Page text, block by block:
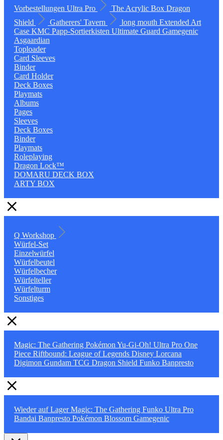
Vorbestellungen Ultra Pro The Acrylic Box Dragon
Shield
Gatherers' Tavern long mouth Extended Art
Case KMC Papp-Sortierkisten Ultimate Guard Gamegenic
Asgaardian
Toploader
Card Sleeves
Binder
Card Holder
Deck Boxes
Playmats
Albums
Pages
Sleeves
Deck Boxes
Binder
Playmats
Roleplaying
Dragon Lock™
DOMARU DECK BOX
ARTY BOX
Q Workshop
Würfel-Set
Einzelwürfel
Würfelbeutel
Würfelbecher
Würfelteller
Würfelturm
Sonstiges
Magic: The Gathering Pokémon Yu-Gi-Oh! Ultra Pro One
Piece Riftbound: League of Legends Disney Lorcana
Digimon Gundam TCG Dragon Shield Funko Banpresto
Wieder auf LagerMagic: The Gathering Funko Ultra Pro
Bandai Banpresto Pokémon Blossom Gamegenic